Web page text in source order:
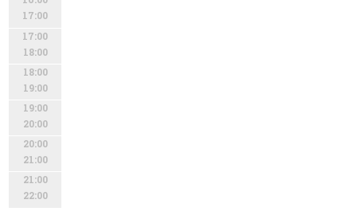
17:00
17:00
18:00
18:00
19:00
19:00
20:00
20:00
21:00
21:00
22:00